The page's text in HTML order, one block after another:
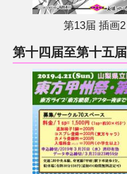
第13届 插画2
第十四届至第十五届